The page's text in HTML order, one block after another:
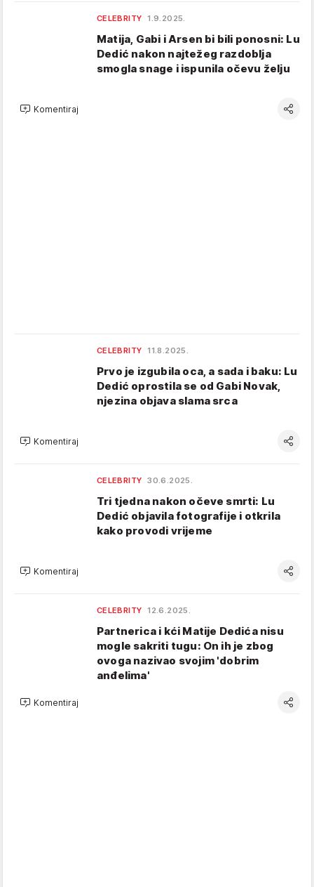
CELEBRITY 1.9.2025.
Matija, Gabi i Arsen bi bili ponosni: Lu
Dedić nakon najtežeg razdoblja
smogla snage i ispunila očevu želju
Komentiraj
CELEBRITY 11.8.2025.
Prvo je izgubila oca, a sada i baku: Lu
Dedić oprostila se od Gabi Novak,
njezina objava slama srca
Komentiraj
CELEBRITY 30.6.2025.
Tri tjedna nakon očeve smrti: Lu
Dedić objavila fotografije i otkrila
kako provodi vrijeme
Komentiraj
CELEBRITY 12.6.2025.
Partnerica i kći Matije Dedića nisu
mogle sakriti tugu: On ih je zbog
ovoga nazivao svojim 'dobrim
anđelima'
Komentiraj